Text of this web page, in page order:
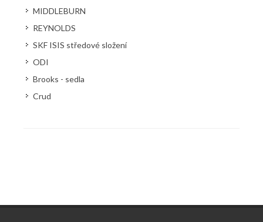
MIDDLEBURN
REYNOLDS
SKF ISIS středové složení
ODI
Brooks - sedla
Crud